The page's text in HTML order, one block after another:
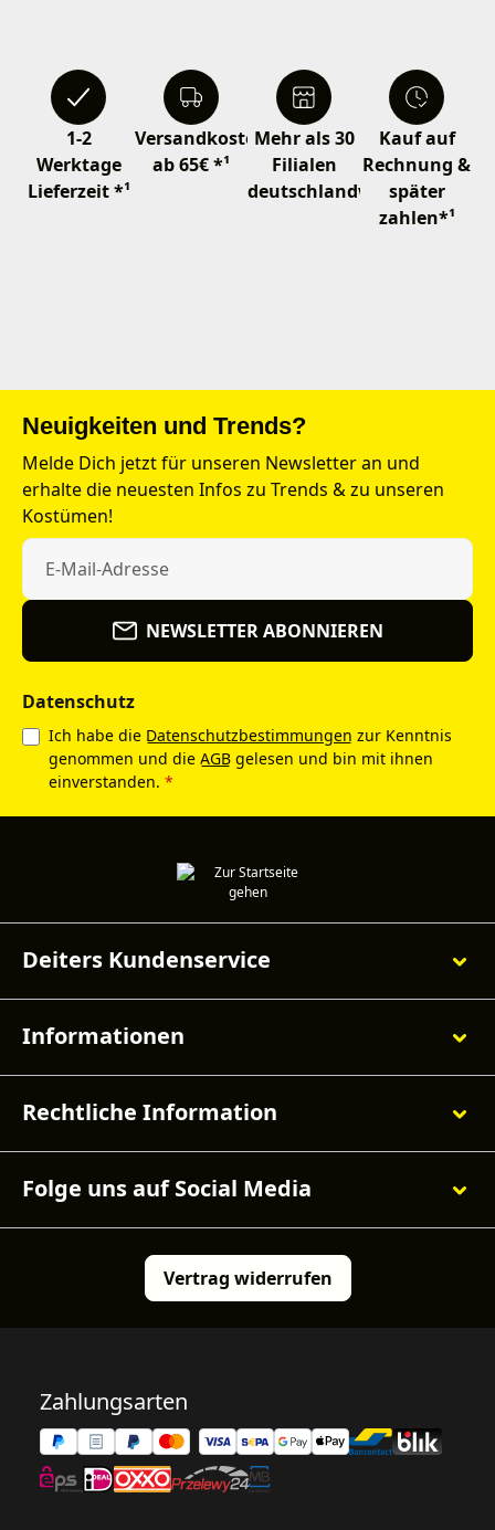
1-2
Werktage
Lieferzeit *¹
Versandkostenfrei
ab 65€ *¹
Mehr als 30
Filialen
deutschlandweit
Kauf auf
Rechnung &
später
zahlen*¹
Neuigkeiten und Trends?
Melde Dich jetzt für unseren Newsletter an und
erhalte die neuesten Infos zu Trends & zu unseren
Kostümen!
NEWSLETTER ABONNIEREN
Datenschutz
Ich habe die Datenschutzbestimmungen zur Kenntnis
genommen und die AGB gelesen und bin mit ihnen
einverstanden. *
Deiters Kundenservice
Informationen
Rechtliche Information
Folge uns auf Social Media
Vertrag widerrufen
Zahlungsarten